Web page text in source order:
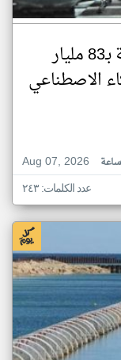
طروحات آسيوية قياسية بـ83 مليار
الاصطناعي
Aug 07, 2026
عدد الكلمات: ٢٤٣